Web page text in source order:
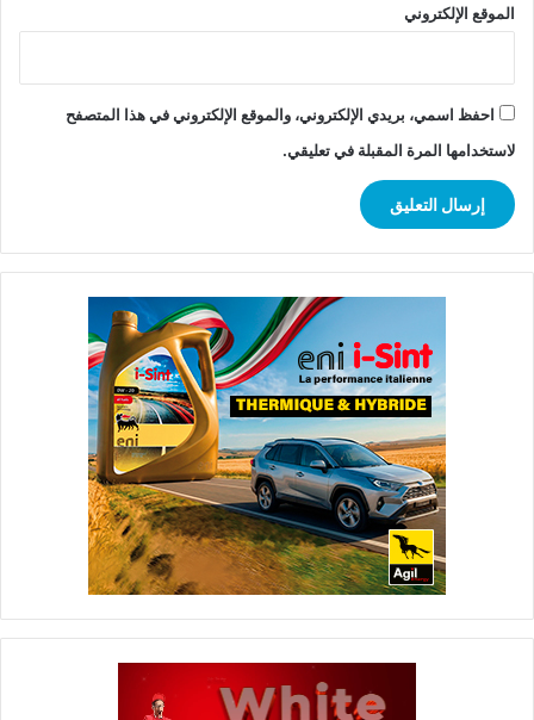
الموقع الإلكتروني
احفظ اسمي، بريدي الإلكتروني، والموقع الإلكتروني في هذا المتصفح
لاستخدامها المرة المقبلة في تعليقي.